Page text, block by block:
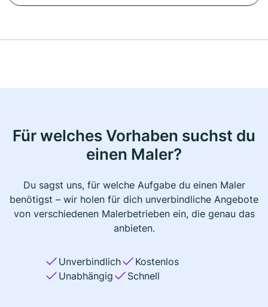
Für welches Vorhaben suchst du
einen Maler?
Du sagst uns, für welche Aufgabe du einen Maler
benötigst – wir holen für dich unverbindliche Angebote
von verschiedenen Malerbetrieben ein, die genau das
anbieten.
Unverbindlich
Kostenlos
Unabhängig
Schnell